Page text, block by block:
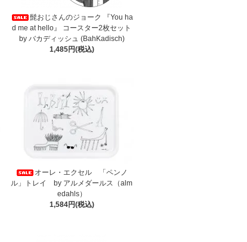
髭おじさんのジョーク 『You ha
d me at hello』 コースター2枚セット
by バカディッシュ (BahKadisch)
1,485円(税込)
オーレ・エクセル 「ペンノ
ル」トレイ by アルメダールス（alm
edahls）
1,584円(税込)